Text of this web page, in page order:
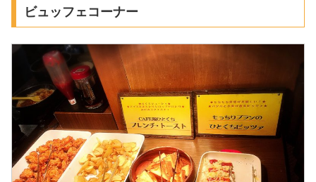
ビュッフェコーナー